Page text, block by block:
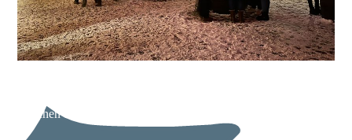
lauschen und das Markttreiben beaobachten.